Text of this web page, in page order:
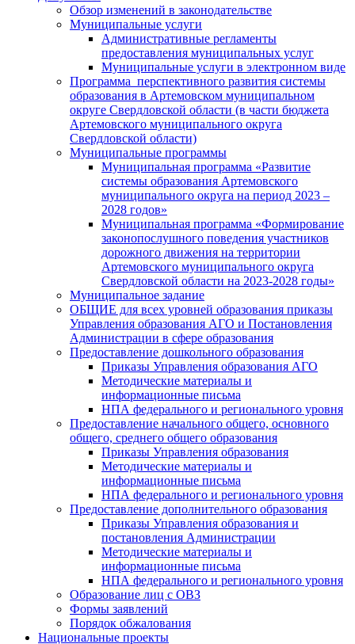
Обзор изменений в законодательстве
Муниципальные услуги
Административные регламенты
предоставления муниципальных услуг
Муниципальные услуги в электронном виде
Программа перспективного развития системы
образования в Артемовском муниципальном
округе Свердловской области (в части бюджета
Артемовского муниципального округа
Свердловской области)
Муниципальные программы
Муниципальная программа «Развитие
системы образования Артемовского
муниципального округа на период 2023 –
2028 годов»
Муниципальная программа «Формирование
законопослушного поведения участников
дорожного движения на территории
Артемовского муниципального округа
Свердловской области на 2023-2028 годы»
Муниципальное задание
ОБЩИЕ для всех уровней образования приказы
Управления образования АГО и Постановления
Администрации в сфере образования
Предоставление дошкольного образования
Приказы Управления образования АГО
Методические материалы и
информационные письма
НПА федерального и регионального уровня
Предоставление начального общего, основного
общего, среднего общего образования
Приказы Управления образования
Методические материалы и
информационные письма
НПА федерального и регионального уровня
Предоставление дополнительного образования
Приказы Управления образования и
постановления Администрации
Методические материалы и
информационные письма
НПА федерального и регионального уровня
Образование лиц с ОВЗ
Формы заявлений
Порядок обжалования
Национальные проекты